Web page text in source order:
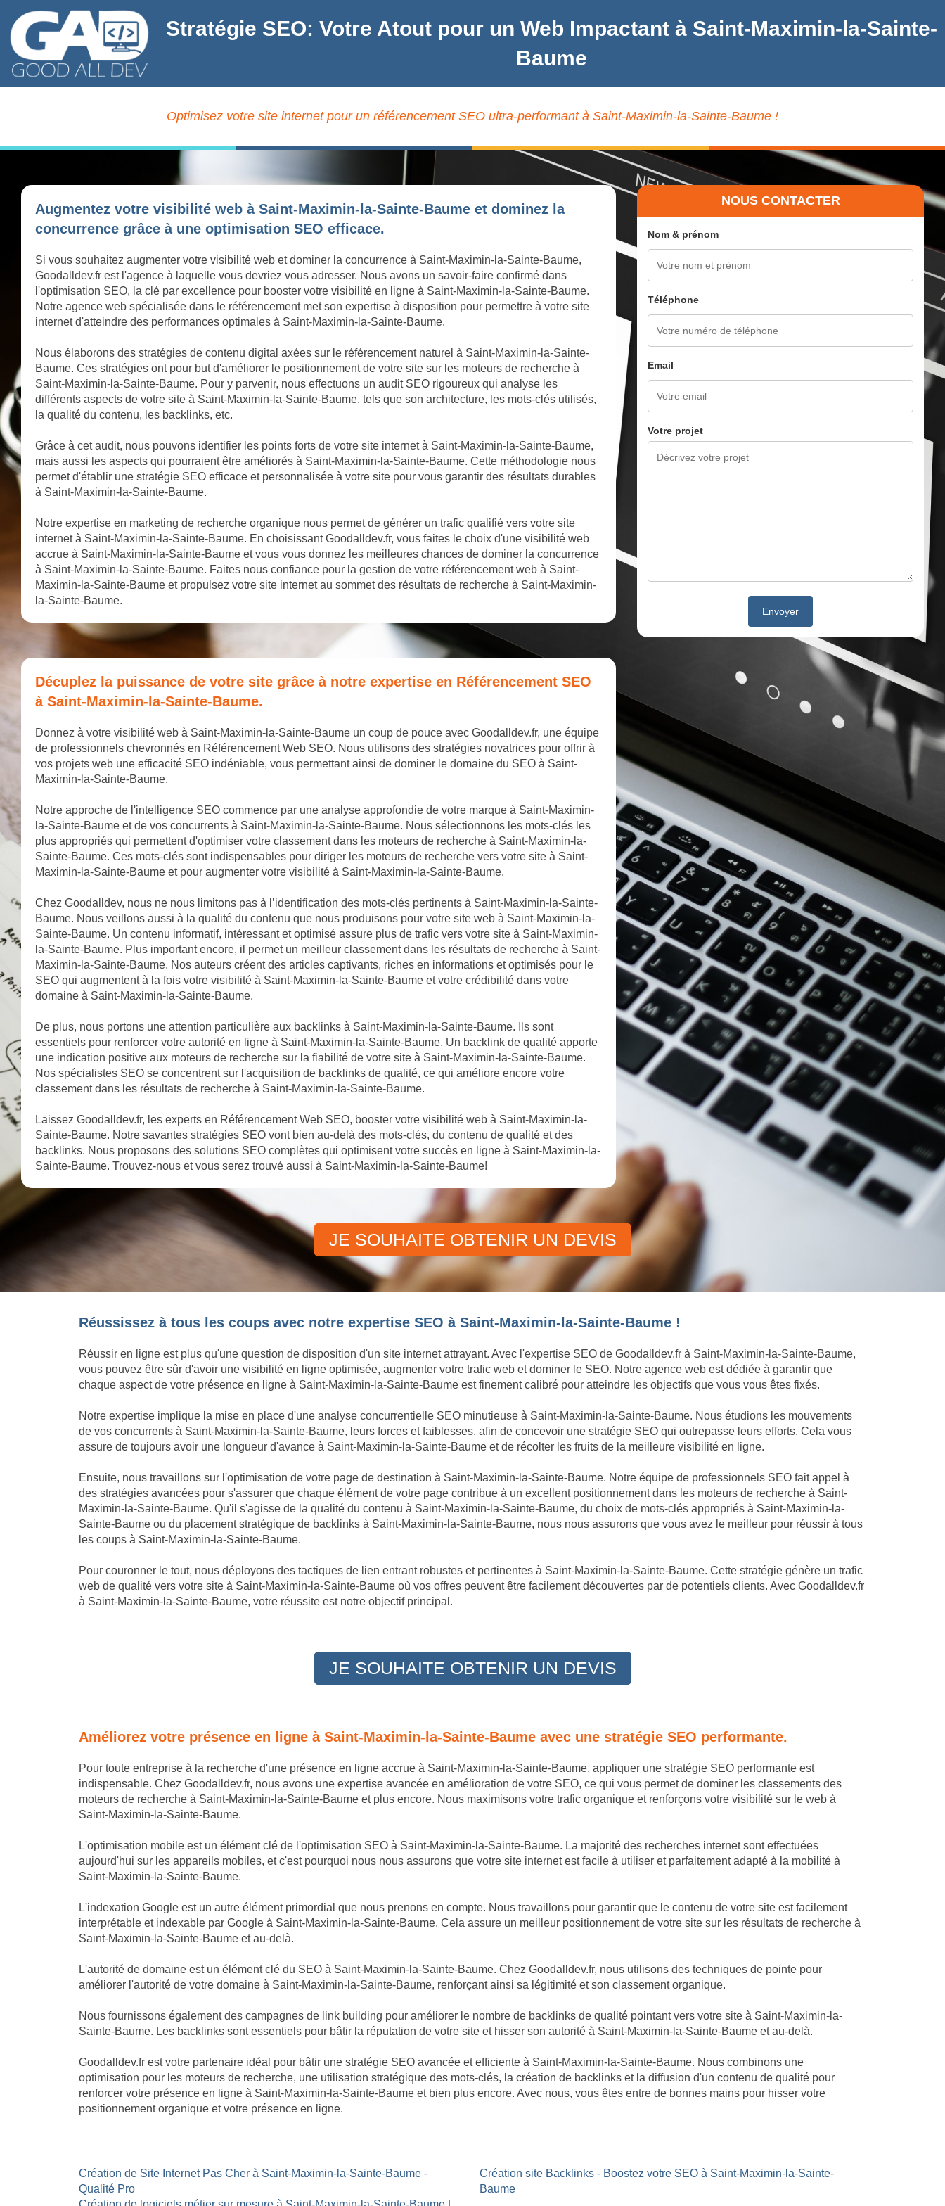
Stratégie SEO: Votre Atout pour un Web Impactant à Saint-Maximin-la-Sainte-
Baume
Optimisez votre site internet pour un référencement SEO ultra-performant à Saint-Maximin-la-Sainte-Baume !
Augmentez votre visibilité web à Saint-Maximin-la-Sainte-Baume et dominez la
concurrence grâce à une optimisation SEO efficace.
Si vous souhaitez augmenter votre visibilité web et dominer la concurrence à Saint-Maximin-la-Sainte-Baume,
Goodalldev.fr est l'agence à laquelle vous devriez vous adresser. Nous avons un savoir-faire confirmé dans
l'optimisation SEO, la clé par excellence pour booster votre visibilité en ligne à Saint-Maximin-la-Sainte-Baume.
Notre agence web spécialisée dans le référencement met son expertise à disposition pour permettre à votre site
internet d'atteindre des performances optimales à Saint-Maximin-la-Sainte-Baume.
Nous élaborons des stratégies de contenu digital axées sur le référencement naturel à Saint-Maximin-la-Sainte-
Baume. Ces stratégies ont pour but d'améliorer le positionnement de votre site sur les moteurs de recherche à
Saint-Maximin-la-Sainte-Baume. Pour y parvenir, nous effectuons un audit SEO rigoureux qui analyse les
différents aspects de votre site à Saint-Maximin-la-Sainte-Baume, tels que son architecture, les mots-clés utilisés,
la qualité du contenu, les backlinks, etc.
Grâce à cet audit, nous pouvons identifier les points forts de votre site internet à Saint-Maximin-la-Sainte-Baume,
mais aussi les aspects qui pourraient être améliorés à Saint-Maximin-la-Sainte-Baume. Cette méthodologie nous
permet d'établir une stratégie SEO efficace et personnalisée à votre site pour vous garantir des résultats durables
à Saint-Maximin-la-Sainte-Baume.
Notre expertise en marketing de recherche organique nous permet de générer un trafic qualifié vers votre site
internet à Saint-Maximin-la-Sainte-Baume. En choisissant Goodalldev.fr, vous faites le choix d'une visibilité web
accrue à Saint-Maximin-la-Sainte-Baume et vous vous donnez les meilleures chances de dominer la concurrence
à Saint-Maximin-la-Sainte-Baume. Faites nous confiance pour la gestion de votre référencement web à Saint-
Maximin-la-Sainte-Baume et propulsez votre site internet au sommet des résultats de recherche à Saint-Maximin-
la-Sainte-Baume.
Décuplez la puissance de votre site grâce à notre expertise en Référencement SEO
à Saint-Maximin-la-Sainte-Baume.
Donnez à votre visibilité web à Saint-Maximin-la-Sainte-Baume un coup de pouce avec Goodalldev.fr, une équipe
de professionnels chevronnés en Référencement Web SEO. Nous utilisons des stratégies novatrices pour offrir à
vos projets web une efficacité SEO indéniable, vous permettant ainsi de dominer le domaine du SEO à Saint-
Maximin-la-Sainte-Baume.
Notre approche de l'intelligence SEO commence par une analyse approfondie de votre marque à Saint-Maximin-
la-Sainte-Baume et de vos concurrents à Saint-Maximin-la-Sainte-Baume. Nous sélectionnons les mots-clés les
plus appropriés qui permettent d'optimiser votre classement dans les moteurs de recherche à Saint-Maximin-la-
Sainte-Baume. Ces mots-clés sont indispensables pour diriger les moteurs de recherche vers votre site à Saint-
Maximin-la-Sainte-Baume et pour augmenter votre visibilité à Saint-Maximin-la-Sainte-Baume.
Chez Goodalldev, nous ne nous limitons pas à l’identification des mots-clés pertinents à Saint-Maximin-la-Sainte-
Baume. Nous veillons aussi à la qualité du contenu que nous produisons pour votre site web à Saint-Maximin-la-
Sainte-Baume. Un contenu informatif, intéressant et optimisé assure plus de trafic vers votre site à Saint-Maximin-
la-Sainte-Baume. Plus important encore, il permet un meilleur classement dans les résultats de recherche à Saint-
Maximin-la-Sainte-Baume. Nos auteurs créent des articles captivants, riches en informations et optimisés pour le
SEO qui augmentent à la fois votre visibilité à Saint-Maximin-la-Sainte-Baume et votre crédibilité dans votre
domaine à Saint-Maximin-la-Sainte-Baume.
De plus, nous portons une attention particulière aux backlinks à Saint-Maximin-la-Sainte-Baume. Ils sont
essentiels pour renforcer votre autorité en ligne à Saint-Maximin-la-Sainte-Baume. Un backlink de qualité apporte
une indication positive aux moteurs de recherche sur la fiabilité de votre site à Saint-Maximin-la-Sainte-Baume.
Nos spécialistes SEO se concentrent sur l'acquisition de backlinks de qualité, ce qui améliore encore votre
classement dans les résultats de recherche à Saint-Maximin-la-Sainte-Baume.
Laissez Goodalldev.fr, les experts en Référencement Web SEO, booster votre visibilité web à Saint-Maximin-la-
Sainte-Baume. Notre savantes stratégies SEO vont bien au-delà des mots-clés, du contenu de qualité et des
backlinks. Nous proposons des solutions SEO complètes qui optimisent votre succès en ligne à Saint-Maximin-la-
Sainte-Baume. Trouvez-nous et vous serez trouvé aussi à Saint-Maximin-la-Sainte-Baume!
NOUS CONTACTER
Nom & prénom
Téléphone
Email
Votre projet
JE SOUHAITE OBTENIR UN DEVIS
Réussissez à tous les coups avec notre expertise SEO à Saint-Maximin-la-Sainte-Baume !
Réussir en ligne est plus qu'une question de disposition d'un site internet attrayant. Avec l'expertise SEO de Goodalldev.fr à Saint-Maximin-la-Sainte-Baume,
vous pouvez être sûr d'avoir une visibilité en ligne optimisée, augmenter votre trafic web et dominer le SEO. Notre agence web est dédiée à garantir que
chaque aspect de votre présence en ligne à Saint-Maximin-la-Sainte-Baume est finement calibré pour atteindre les objectifs que vous vous êtes fixés.
Notre expertise implique la mise en place d'une analyse concurrentielle SEO minutieuse à Saint-Maximin-la-Sainte-Baume. Nous étudions les mouvements
de vos concurrents à Saint-Maximin-la-Sainte-Baume, leurs forces et faiblesses, afin de concevoir une stratégie SEO qui outrepasse leurs efforts. Cela vous
assure de toujours avoir une longueur d'avance à Saint-Maximin-la-Sainte-Baume et de récolter les fruits de la meilleure visibilité en ligne.
Ensuite, nous travaillons sur l'optimisation de votre page de destination à Saint-Maximin-la-Sainte-Baume. Notre équipe de professionnels SEO fait appel à
des stratégies avancées pour s'assurer que chaque élément de votre page contribue à un excellent positionnement dans les moteurs de recherche à Saint-
Maximin-la-Sainte-Baume. Qu'il s'agisse de la qualité du contenu à Saint-Maximin-la-Sainte-Baume, du choix de mots-clés appropriés à Saint-Maximin-la-
Sainte-Baume ou du placement stratégique de backlinks à Saint-Maximin-la-Sainte-Baume, nous nous assurons que vous avez le meilleur pour réussir à tous
les coups à Saint-Maximin-la-Sainte-Baume.
Pour couronner le tout, nous déployons des tactiques de lien entrant robustes et pertinentes à Saint-Maximin-la-Sainte-Baume. Cette stratégie génère un trafic
web de qualité vers votre site à Saint-Maximin-la-Sainte-Baume où vos offres peuvent être facilement découvertes par de potentiels clients. Avec Goodalldev.fr
à Saint-Maximin-la-Sainte-Baume, votre réussite est notre objectif principal.
JE SOUHAITE OBTENIR UN DEVIS
Améliorez votre présence en ligne à Saint-Maximin-la-Sainte-Baume avec une stratégie SEO performante.
Pour toute entreprise à la recherche d'une présence en ligne accrue à Saint-Maximin-la-Sainte-Baume, appliquer une stratégie SEO performante est
indispensable. Chez Goodalldev.fr, nous avons une expertise avancée en amélioration de votre SEO, ce qui vous permet de dominer les classements des
moteurs de recherche à Saint-Maximin-la-Sainte-Baume et plus encore. Nous maximisons votre trafic organique et renforçons votre visibilité sur le web à
Saint-Maximin-la-Sainte-Baume.
L'optimisation mobile est un élément clé de l'optimisation SEO à Saint-Maximin-la-Sainte-Baume. La majorité des recherches internet sont effectuées
aujourd'hui sur les appareils mobiles, et c'est pourquoi nous nous assurons que votre site internet est facile à utiliser et parfaitement adapté à la mobilité à
Saint-Maximin-la-Sainte-Baume.
L'indexation Google est un autre élément primordial que nous prenons en compte. Nous travaillons pour garantir que le contenu de votre site est facilement
interprétable et indexable par Google à Saint-Maximin-la-Sainte-Baume. Cela assure un meilleur positionnement de votre site sur les résultats de recherche à
Saint-Maximin-la-Sainte-Baume et au-delà.
L'autorité de domaine est un élément clé du SEO à Saint-Maximin-la-Sainte-Baume. Chez Goodalldev.fr, nous utilisons des techniques de pointe pour
améliorer l'autorité de votre domaine à Saint-Maximin-la-Sainte-Baume, renforçant ainsi sa légitimité et son classement organique.
Nous fournissons également des campagnes de link building pour améliorer le nombre de backlinks de qualité pointant vers votre site à Saint-Maximin-la-
Sainte-Baume. Les backlinks sont essentiels pour bâtir la réputation de votre site et hisser son autorité à Saint-Maximin-la-Sainte-Baume et au-delà.
Goodalldev.fr est votre partenaire idéal pour bâtir une stratégie SEO avancée et efficiente à Saint-Maximin-la-Sainte-Baume. Nous combinons une
optimisation pour les moteurs de recherche, une utilisation stratégique des mots-clés, la création de backlinks et la diffusion d'un contenu de qualité pour
renforcer votre présence en ligne à Saint-Maximin-la-Sainte-Baume et bien plus encore. Avec nous, vous êtes entre de bonnes mains pour hisser votre
positionnement organique et votre présence en ligne.
Création de Site Internet Pas Cher à Saint-Maximin-la-Sainte-Baume -
Qualité Pro
Création site Backlinks - Boostez votre SEO à Saint-Maximin-la-Sainte-
Baume